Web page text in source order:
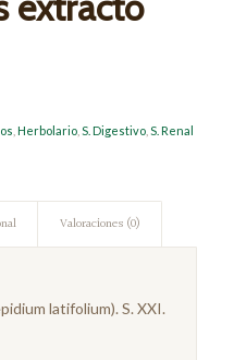
Herbolario, S. Digestivo, S. Renal
Valoraciones (0)
latifolium). S. XXI.